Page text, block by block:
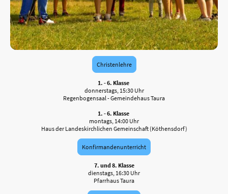
Christenlehre
1. - 6. Klasse
donnerstags, 15:30 Uhr
Regenbogensaal - Gemeindehaus Taura
1. - 6. Klasse
montags, 14:00 Uhr
Haus der Landeskirchlichen Gemeinschaft (Köthensdorf)
Konfirmandenunterricht
7. und 8. Klasse
dienstags, 16:30 Uhr
Pfarrhaus Taura